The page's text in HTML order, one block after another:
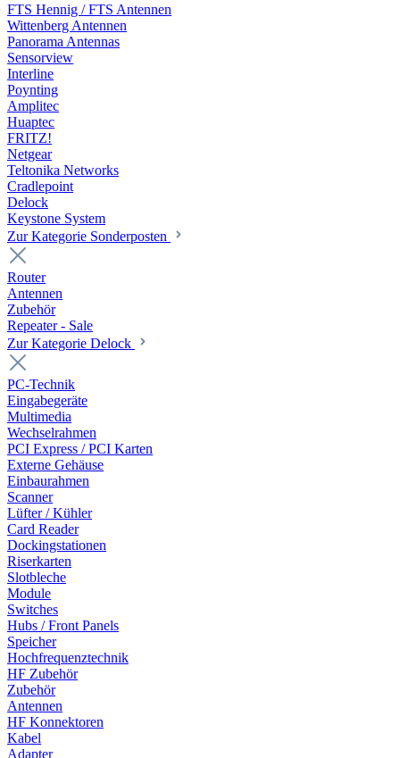
FTS Hennig / FTS Antennen
Wittenberg Antennen
Panorama Antennas
Sensorview
Interline
Poynting
Amplitec
Huaptec
FRITZ!
Netgear
Teltonika Networks
Cradlepoint
Delock
Keystone System
Zur Kategorie Sonderposten
Router
Antennen
Zubehör
Repeater - Sale
Zur Kategorie Delock
PC-Technik
Eingabegeräte
Multimedia
Wechselrahmen
PCI Express / PCI Karten
Externe Gehäuse
Einbaurahmen
Scanner
Lüfter / Kühler
Card Reader
Dockingstationen
Riserkarten
Slotbleche
Module
Switches
Hubs / Front Panels
Speicher
Hochfrequenztechnik
HF Zubehör
Zubehör
Antennen
HF Konnektoren
Kabel
Adapter